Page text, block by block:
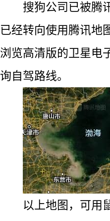
搜狗公司已被腾
已经转向使用腾讯地
浏览高清版的卫星电
询自驾路线。
以上地图，可用